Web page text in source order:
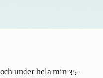
under hela min 35-